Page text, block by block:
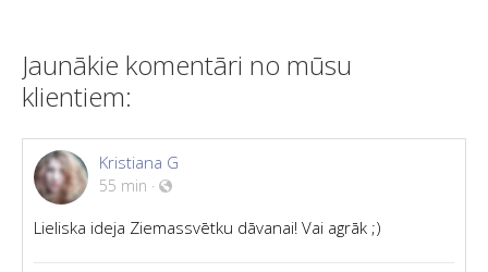
Jaunākie komentāri no mūsu
klientiem:
Kristiana G
55 min ·
Lieliska ideja Ziemassvētku dāvanai! Vai agrāk ;)